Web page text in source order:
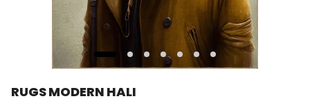
RUGS MODERN HALI